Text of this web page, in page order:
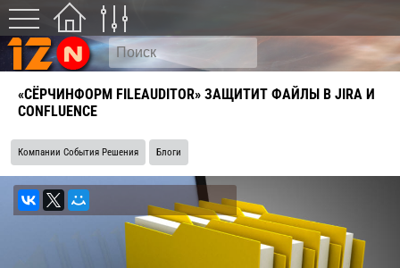
«СЁРЧИНФОРМ FILEAUDITOR» ЗАЩИТИТ ФАЙЛЫ В JIRA И
CONFLUENCE
Компании События Решения Блоги